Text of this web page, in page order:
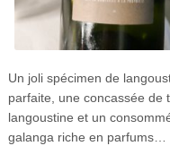
Un joli spécimen de
parfaite, une concassée de
langoustine et un
galanga riche en parfums…